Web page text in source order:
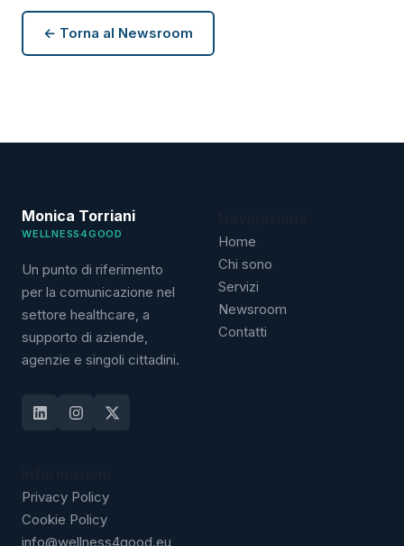
← Torna al Newsroom
Monica Torriani
WELLNESS4GOOD
Un punto di riferimento
per la comunicazione nel
settore healthcare, a
supporto di aziende,
agenzie e singoli cittadini.
Home
Chi sono
Servizi
Newsroom
Contatti
Privacy Policy
Cookie Policy
info@wellness4good.eu